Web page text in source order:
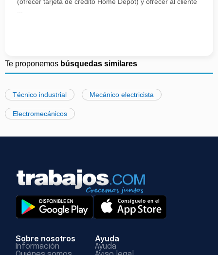
Te proponemos búsquedas similares
Técnico industrial Mecánico electricista
Electromecánicos
Sobre nosotros
Información
Ayuda
Ayuda